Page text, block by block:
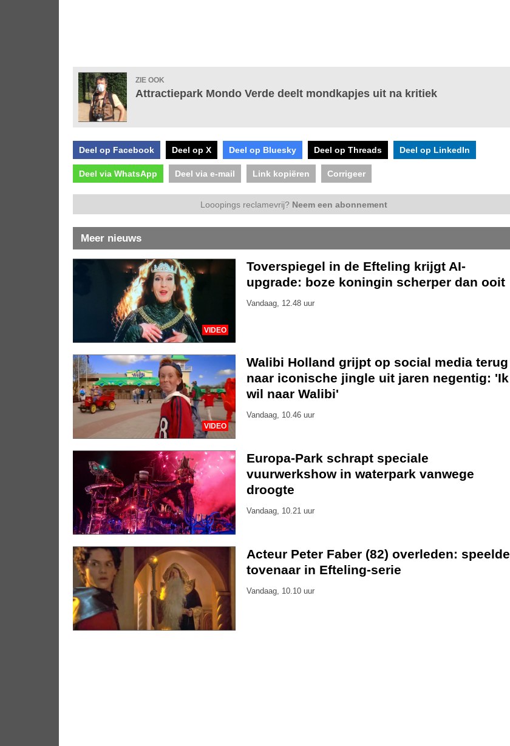
ZIE OOK
Attractiepark Mondo Verde deelt mondkapjes uit na kritiek
Deel op Facebook Deel op X Deel op Bluesky Deel op Threads Deel op LinkedIn
Deel via WhatsApp Deel via e-mail Link kopiëren Corrigeer
Looopings reclamevrij? Neem een abonnement
Meer nieuws
VIDEO
Toverspiegel in de Efteling krijgt AI-
upgrade: boze koningin scherper dan ooit
Vandaag, 12.48 uur
VIDEO
Walibi Holland grijpt op social media terug
naar iconische jingle uit jaren negentig: 'Ik
wil naar Walibi'
Vandaag, 10.46 uur
Europa-Park schrapt speciale
vuurwerkshow in waterpark vanwege
droogte
Vandaag, 10.21 uur
Acteur Peter Faber (82) overleden: speelde
tovenaar in Efteling-serie
Vandaag, 10.10 uur